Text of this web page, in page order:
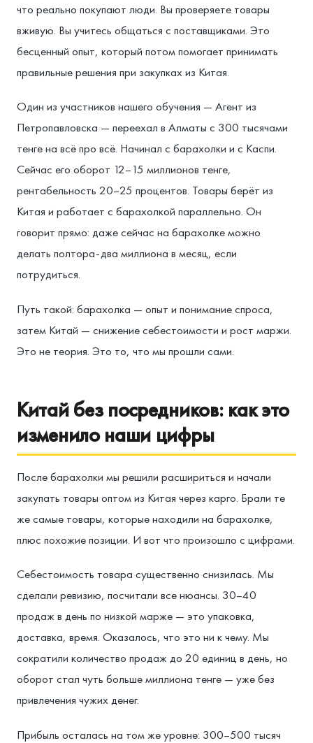
что реально покупают люди. Вы проверяете товары
вживую. Вы учитесь общаться с поставщиками. Это
бесценный опыт, который потом помогает принимать
правильные решения при закупках из Китая.
Один из участников нашего обучения — Агент из
Петропавловска — переехал в Алматы с 300 тысячами
тенге на всё про всё. Начинал с барахолки и с Каспи.
Сейчас его оборот 12–15 миллионов тенге,
рентабельность 20–25 процентов. Товары берёт из
Китая и работает с барахолкой параллельно. Он
говорит прямо: даже сейчас на барахолке можно
делать полтора-два миллиона в месяц, если
потрудиться.
Путь такой: барахолка — опыт и понимание спроса,
затем Китай — снижение себестоимости и рост маржи.
Это не теория. Это то, что мы прошли сами.
Китай без посредников: как это
изменило наши цифры
После барахолки мы решили расшириться и начали
закупать товары оптом из Китая через карго. Брали те
же самые товары, которые находили на барахолке,
плюс похожие позиции. И вот что произошло с цифрами.
Себестоимость товара существенно снизилась. Мы
сделали ревизию, посчитали все нюансы. 30–40
продаж в день по низкой марже — это упаковка,
доставка, время. Оказалось, что это ни к чему. Мы
сократили количество продаж до 20 единиц в день, но
оборот стал чуть больше миллиона тенге — уже без
привлечения чужих денег.
Прибыль осталась на том же уровне: 300–500 тысяч